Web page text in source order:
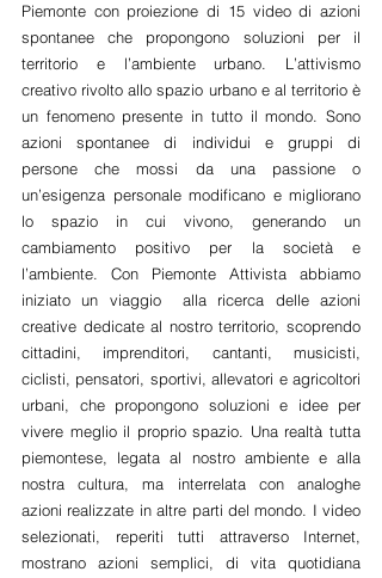
Piemonte con proiezione di 15 video di azioni
spontanee che propongono soluzioni per il
territorio e l’ambiente urbano. L’attivismo
creativo rivolto allo spazio urbano e al territorio è
un fenomeno presente in tutto il mondo. Sono
azioni spontanee di individui e gruppi di
persone che mossi da una passione o
un’esigenza personale modificano e migliorano
lo spazio in cui vivono, generando un
cambiamento positivo per la società e
l’ambiente. Con Piemonte Attivista abbiamo
iniziato un viaggio  alla ricerca delle azioni
creative dedicate al nostro territorio, scoprendo
cittadini, imprenditori, cantanti, musicisti,
ciclisti, pensatori, sportivi, allevatori e agricoltori
urbani, che propongono soluzioni e idee per
vivere meglio il proprio spazio. Una realtà tutta
piemontese, legata al nostro ambiente e alla
nostra cultura, ma interrelata con analoghe
azioni realizzate in altre parti del mondo. I video
selezionati, reperiti tutti attraverso Internet,
mostrano azioni semplici, di vita quotidiana